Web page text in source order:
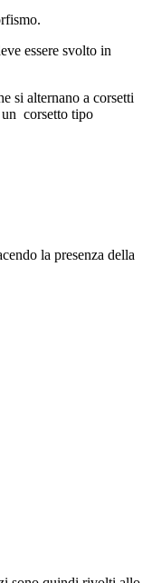
essere svolto in
si alternano a corsetti
corsetto tipo
la presenza della